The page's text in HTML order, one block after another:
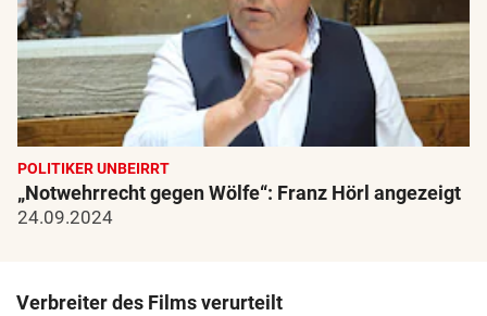
POLITIKER UNBEIRRT
„Notwehrrecht gegen Wölfe“: Franz Hörl angezeigt
24.09.2024
Verbreiter des Films verurteilt